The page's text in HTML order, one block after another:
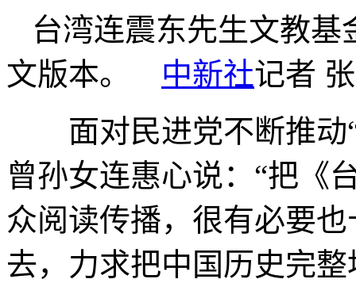
台湾连震东先生文教
文版本。 中新社记者
面对民进党不断推动“
曾孙女连惠心说：“把《
众阅读传播，很有必要
去，力求把中国历史完